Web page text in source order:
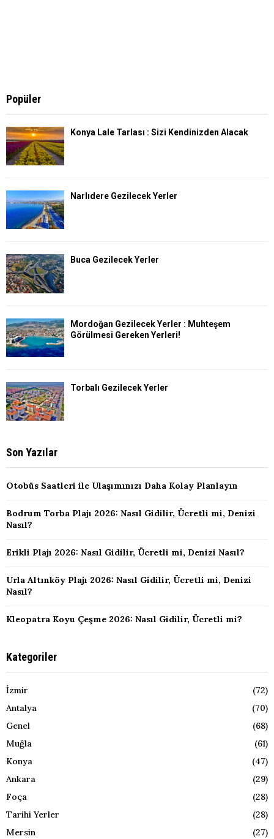
Popüler
Konya Lale Tarlası : Sizi Kendinizden Alacak
Narlıdere Gezilecek Yerler
Buca Gezilecek Yerler
Mordoğan Gezilecek Yerler : Muhteşem
Görülmesi Gereken Yerleri!
Torbalı Gezilecek Yerler
Son Yazılar
Otobüs Saatleri ile Ulaşımınızı Daha Kolay Planlayın
Bodrum Torba Plajı 2026: Nasıl Gidilir, Ücretli mi, Denizi
Nasıl?
Erikli Plajı 2026: Nasıl Gidilir, Ücretli mi, Denizi Nasıl?
Urla Altınköy Plajı 2026: Nasıl Gidilir, Ücretli mi, Denizi
Nasıl?
Kleopatra Koyu Çeşme 2026: Nasıl Gidilir, Ücretli mi?
Kategoriler
İzmir
(72)
Antalya
(70)
Genel
(68)
Muğla
(61)
Konya
(47)
Ankara
(29)
Foça
(28)
Tarihi Yerler
(28)
Mersin
(27)